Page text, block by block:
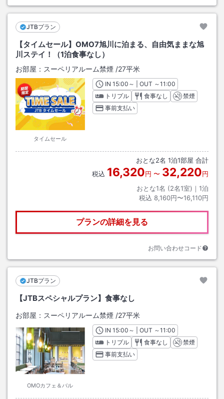
JTBプラン
【タイムセール】OMO7旭川に泊まる、自由気ままな旭
川ステイ！（1泊食事なし）
お部屋： スーペリアルーム禁煙 /27平米
タイムセール
INチェックイン
15:00 ～ | OUT チェックアウト
～11:00
トリプル
食事なし
禁煙
事前支払い
おとな2名 1泊1部屋 合計
税込 16,320円 〜 32,220円
おとな1名 (2名1室)｜ 1泊
税込 8,160円〜16,110円
プランの詳細を見る
お問い合わせコード
JTBプラン
【JTBスペシャルプラン】食事なし
お部屋： スーペリアルーム禁煙 /27平米
OMOカフェ＆バル
INチェックイン
15:00 ～ | OUT チェックアウト
～11:00
トリプル
食事なし
禁煙
事前支払い